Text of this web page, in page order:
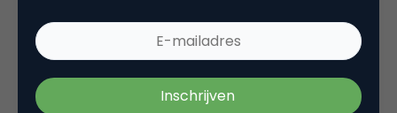
Deel dit artikel